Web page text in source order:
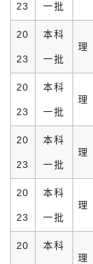
23 一批
20
23
本科
一批
理
20
23
本科
一批
理
20
23
本科
一批
理
20
23
本科
一批
理
20 本科
理